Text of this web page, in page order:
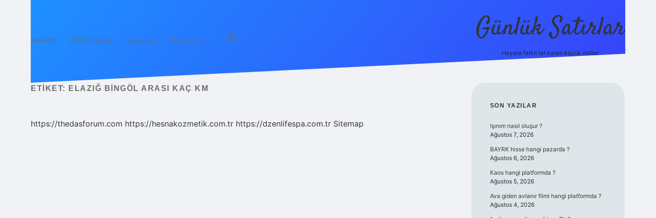
Anasayfa Gizlilik Politikası Yasal Uyarı Hakkımızda Günlük Satırlar
Hayata farklı tat katan küçük notlar.
ETIKET: ELAZIĞ BINGÖL ARASI KAÇ KM
https://thedasforum.com https://hesnakozmetik.com.tr https://dzenlifespa.com.tr Sitemap
SIDEBAR
SON YAZILAR
Işınım nasıl oluşur ?
Ağustos 7, 2026
BAYRK hisse hangi pazarda ?
Ağustos 6, 2026
Kaos hangi platformda ?
Ağustos 5, 2026
Ava giden avlanır filmi hangi platformda ?
Ağustos 4, 2026